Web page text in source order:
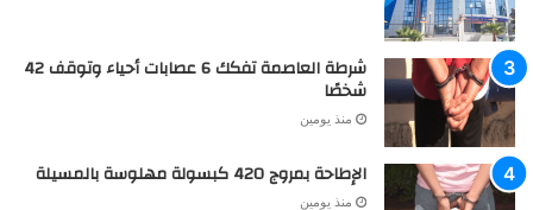
شرطة العاصمة تفكك 6 عصابات أحياء وتوقف 42
شخصًا
منذ يومين
الإطاحة بمروج 420 كبسولة مهلوسة بالمسيلة
منذ يومين